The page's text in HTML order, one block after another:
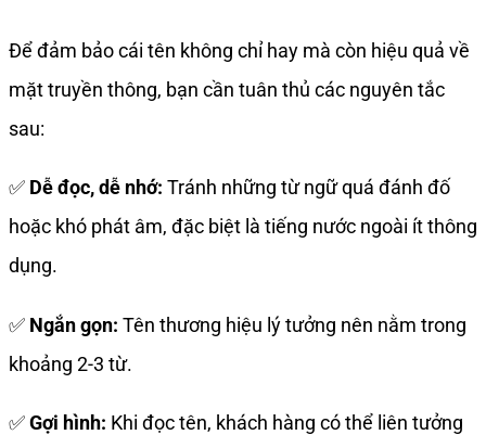
Để đảm bảo cái tên không chỉ hay mà còn hiệu quả về
mặt truyền thông, bạn cần tuân thủ các nguyên tắc
sau:
✅ Dễ đọc, dễ nhớ: Tránh những từ ngữ quá đánh đố
hoặc khó phát âm, đặc biệt là tiếng nước ngoài ít thông
dụng.
✅ Ngắn gọn: Tên thương hiệu lý tưởng nên nằm trong
khoảng 2-3 từ.
✅Gợi hình: Khi đọc tên, khách hàng có thể liên tưởng